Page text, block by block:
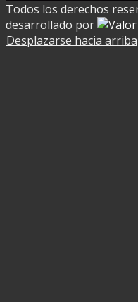
Todos los derechos
desarrollado por
Desplazarse hacia arriba